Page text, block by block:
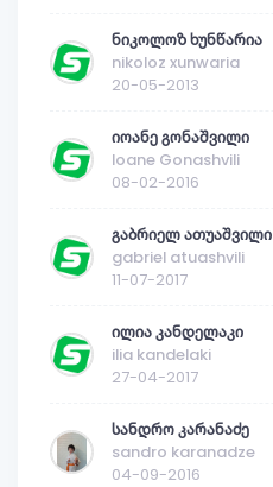
ნიკოლოზ ხუნწარია
nikoloz xunwaria
20-05-2013
იოანე გონაშვილი
Ioane Gonashvili
08-02-2016
გაბრიელ ათუაშვილი
gabriel atuashvili
11-07-2017
ილია კანდელაკი
ilia kandelaki
27-04-2017
სანდრო კარანაძე
sandro karanadze
04-09-2016